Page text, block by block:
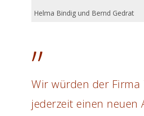
Helma Bindig und Bernd Gedrat
”
Wir würden der Firma
jederzeit einen neuen